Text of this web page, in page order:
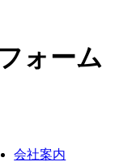
ォーム
会社案内